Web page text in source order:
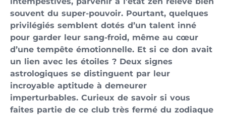
souvent du super-pouvoir. Pourtant, quelques
privilégiés semblent dotés d’un talent inné
pour garder leur sang-froid, même au cœur
d’une tempête émotionnelle. Et si ce don avait
un lien avec les étoiles ? Deux signes
astrologiques se distinguent par leur
incroyable aptitude à demeurer
imperturbables. Curieux de savoir si vous
faites partie de ce club très fermé du zodiaque